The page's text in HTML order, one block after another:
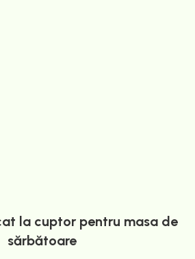
la cuptor pentru masa de
sărbătoare